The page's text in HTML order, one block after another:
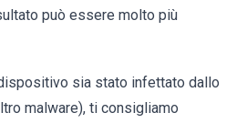
può essere molto più
sia stato infettato dallo
malware), ti consigliamo